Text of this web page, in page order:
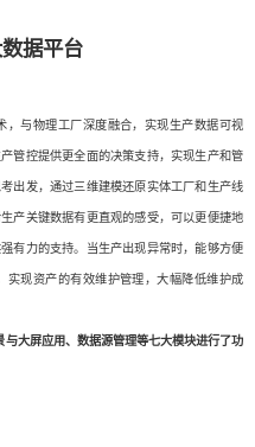
据平台
，与物理工厂深度融合，实现生产数据可视
管控提供更全面的决策支持，实现生产和管
出发，通过三维建模还原实体工厂和生产线
产关键数据有更直观的感受，可以更便捷地
有力的支持。当生产出现异常时，能够方便
实现资产的有效维护管理，大幅降低维护成
大屏应用、数据源管理等七大模块进行了功